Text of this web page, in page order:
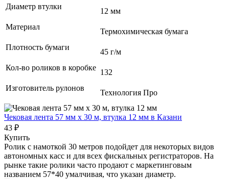
Диаметр втулки
12 мм
Материал
Термохимическая бумага
Плотность бумаги
45 г/м
Кол-во роликов в коробке
132
Изготовитель рулонов
Технология Про
Чековая лента 57 мм x 30 м, втулка 12 мм в Казани
43 ₽
Купить
Ролик с намоткой 30 метров подойдет для некоторых видов
автономных касс и для всех фискальных регистраторов. На
рынке такие ролики часто продают с маркетинговым
названием 57*40 умалчивая, что указан диаметр.